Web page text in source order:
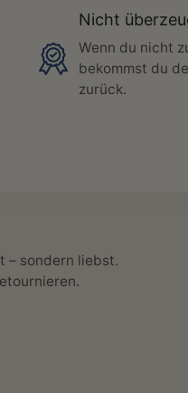
Nicht
Wenn du nicht
bekommst du
zurück.
– sondern liebst.